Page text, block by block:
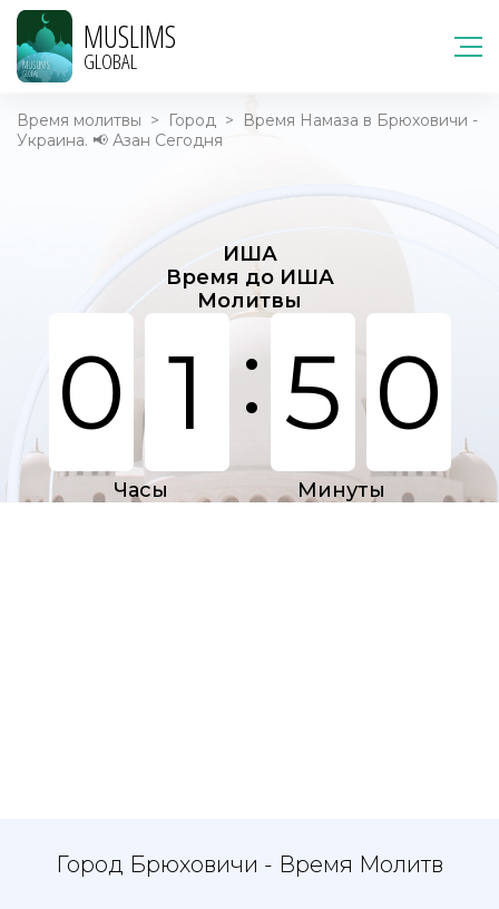
MUSLIMS
GLOBAL
Время молитвы > Город >
Время Намаза в Брюховичи -
Украина. 📢 Азан Сегодня
ИША
Время до ИША
Молитвы
0 1 : 5 0
Часы Минуты
Город Брюховичи - Время Молитв